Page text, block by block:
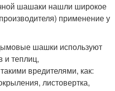
шашаки нашли широкое
применение у
шашки используют
и теплиц,
вредителями, как:
листовертка,